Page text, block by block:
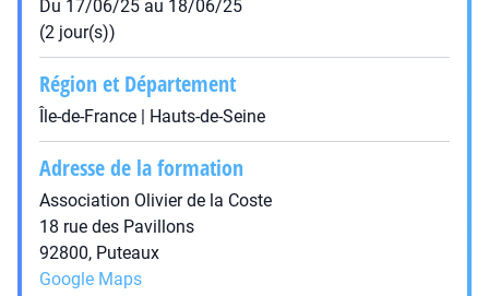
Du 17/06/25 au 18/06/25
(2 jour(s))
Région et Département
Île-de-France | Hauts-de-Seine
Adresse de la formation
Association Olivier de la Coste
18 rue des Pavillons
92800, Puteaux
Google Maps